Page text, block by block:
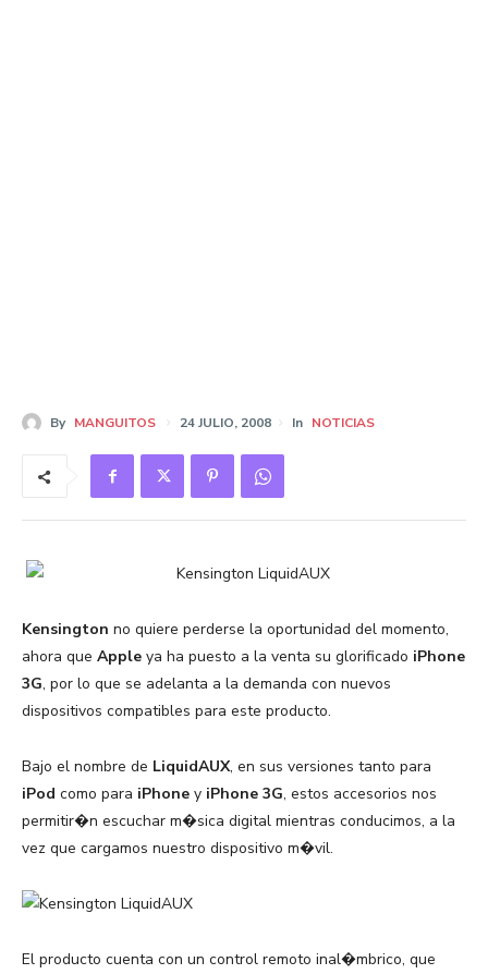
By MANGUITOS 24 JULIO, 2008 In NOTICIAS
Kensington no quiere perderse la oportunidad del momento,
ahora que Apple ya ha puesto a la venta su glorificado iPhone
3G, por lo que se adelanta a la demanda con nuevos
dispositivos compatibles para este producto.
Bajo el nombre de LiquidAUX, en sus versiones tanto para
iPod como para iPhone y iPhone 3G, estos accesorios nos
permitir�n escuchar m�sica digital mientras conducimos, a la
vez que cargamos nuestro dispositivo m�vil.
El producto cuenta con un control remoto inal�mbrico, que